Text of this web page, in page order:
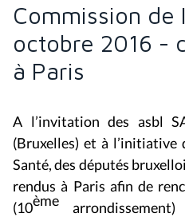
Commission de
octobre 2016 -
à Paris
A l’invitation des asbl
(Bruxelles) et à l’initiative
Santé, des députés
rendus à Paris afin de
(10ème